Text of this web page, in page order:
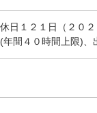
日１２１日（２０
間４０時間上限)